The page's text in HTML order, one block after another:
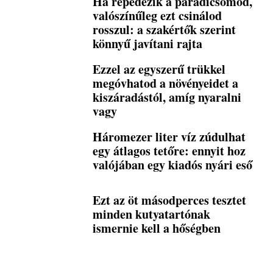
valószínűleg ezt csinálod
rosszul: a szakértők szerint
könnyű javítani rajta
Ezzel az egyszerű trükkel
megóvhatod a növényeidet a
kiszáradástól, amíg nyaralni
vagy
Háromezer liter víz zúdulhat
egy átlagos tetőre: ennyit hoz
valójában egy kiadós nyári eső
Ezt az öt másodperces tesztet
minden kutyatartónak
ismernie kell a hőségben